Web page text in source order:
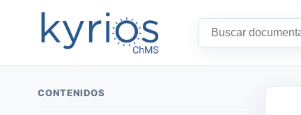
CONTENIDOS